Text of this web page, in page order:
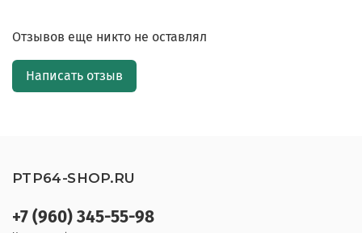
Отзывов еще никто не оставлял
Написать отзыв
+7 (960) 345-55-98
PTP64-SHOP.RU